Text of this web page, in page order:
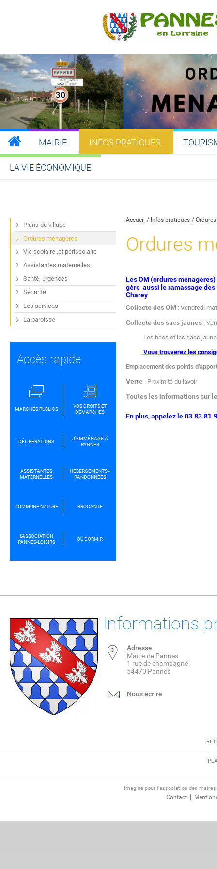
MAIRIE INFOS PRATIQUES
LA VIE ÉCONOMIQUE
Accueil Infos pratiques
Ordures
Les OM (ordures
gère aussi le ramassage
Charey
Collecte des OM : Vendredi
Collecte des sacs jaunes :
Les bacs et les sacs jaunes
Vous trouverez les
Emplacement des points
Verre : Proximité du lavoir
Toutes les informations sur
En plus, appelez le
Plans du village
Ordures ménagères
Vie scolaire ,et périscolaire
Assistantes maternelles
Santé, urgences
Sécurité
Les services
La paroisse
Accès rapide
MARCHÉS PUBLICS
VOS DROITS ET
DÉMARCHES
DÉLIBÉRATIONS
J'EMMÉNAGE À
PANNES
ASSISTANTES
MATERNELLES
HÉBERGEMENTS -
RANDONNÉES
COMMUNE NATURE BROCANTE
L'ASSOCIATION
PANNES-LOISIRS
OÙ DORMIR
Informations
Adresse
Mairie de Pannes
1 rue de champagne
54470 Pannes
Nous écrire
Imaginé pour l'association des
Contact